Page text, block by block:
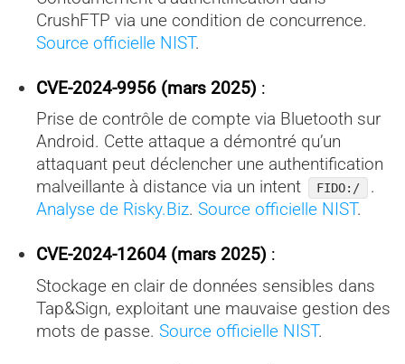
CrushFTP via une condition de concurrence.
Source officielle NIST.
CVE-2024-9956 (mars 2025) :
Prise de contrôle de compte via Bluetooth sur
Android. Cette attaque a démontré qu’un
attaquant peut déclencher une authentification
malveillante à distance via un intent
FIDO:/
.
Analyse de Risky.Biz. Source officielle NIST.
CVE-2024-12604 (mars 2025) :
Stockage en clair de données sensibles dans
Tap&Sign, exploitant une mauvaise gestion des
mots de passe. Source officielle NIST.